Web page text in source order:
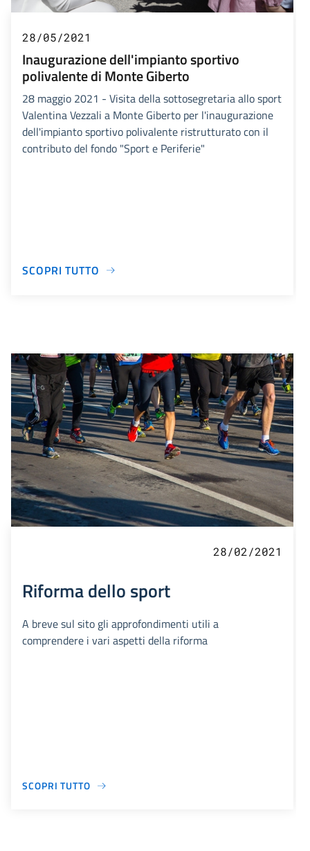
28/05/2021
Inaugurazione dell'impianto sportivo
polivalente di Monte Giberto
28 maggio 2021 - Visita della sottosegretaria allo sport
Valentina Vezzali a Monte Giberto per l'inaugurazione
dell'impianto sportivo polivalente ristrutturato con il
contributo del fondo "Sport e Periferie"
SCOPRI TUTTO
28/02/2021
Riforma dello sport
A breve sul sito gli approfondimenti utili a
comprendere i vari aspetti della riforma
SCOPRI TUTTO